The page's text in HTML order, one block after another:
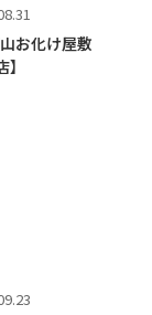
お化け屋敷